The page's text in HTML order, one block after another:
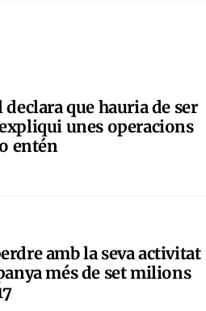
declara que hauria de ser
unes operacions
entén
amb la seva activitat
més de set milions